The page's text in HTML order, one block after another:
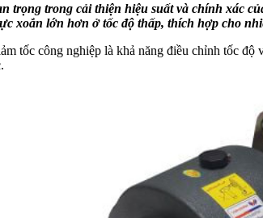
trọng trong cải thiện hiệu suất và chính xác
xoắn lớn hơn ở tốc độ thấp, thích hợp cho
tốc công nghiệp là khả năng điều chỉnh tốc